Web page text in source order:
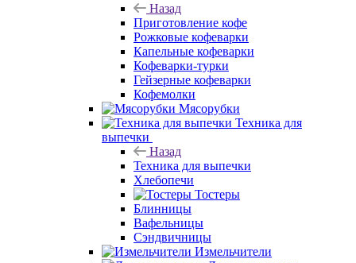
Назад
Приготовление кофе
Рожковые кофеварки
Капельные кофеварки
Кофеварки-турки
Гейзерные кофеварки
Кофемолки
Мясорубки
Техника для
выпечки
Назад
Техника для выпечки
Хлебопечи
Тостеры
Блинницы
Вафельницы
Сэндвичницы
Измельчители